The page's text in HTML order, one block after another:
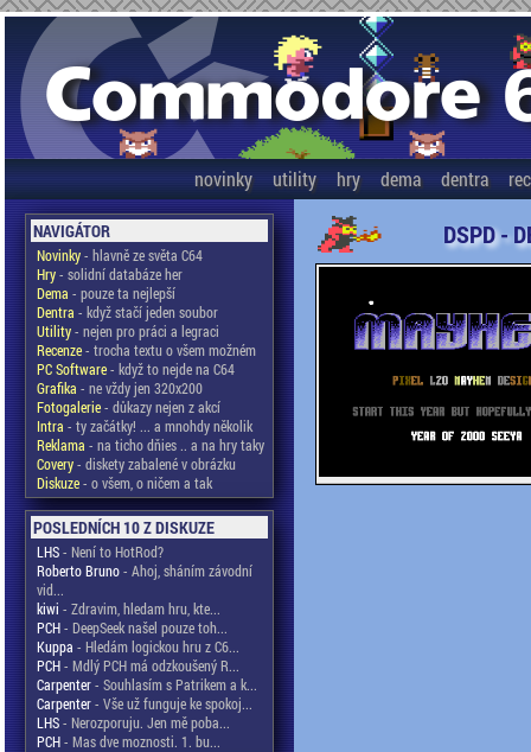
novinky utility hry dema dentra
NAVIGÁTOR
Novinky- hlavně ze světa C64
Hry- solidní databáze her
Dema - pouze ta nejlepší
Dentra - když stačí jeden soubor
Utility- nejen pro práci a legraci
Recenze- trocha textu o všem možném
PC Software- když to nejde na C64
Grafika - ne vždy jen 320x200
Fotogalerie- důkazy nejen z akcí
Intra - ty začátky! ... a mnohdy několik
Reklama - na ticho dňies .. a na hry taky
Covery- diskety zabalené v obrázku
Diskuze- o všem, o ničem a tak
POSLEDNÍCH 10 Z DISKUZE
LHS- Není to HotRod?
Roberto Bruno- Ahoj, sháním závodní
vid...
kiwi - Zdravim, hledam hru, kte...
PCH- DeepSeek našel pouze toh...
Kuppa - Hledám logickou hru z C6...
PCH- Mdlý PCH má odzkoušený R...
Carpenter- Souhlasím s Patrikem a k...
Carpenter- Vše už funguje ke spokoj...
LHS- Nerozporuju. Jen mě poba...
PCH- Mas dve moznosti. 1. bu...
DSPD -